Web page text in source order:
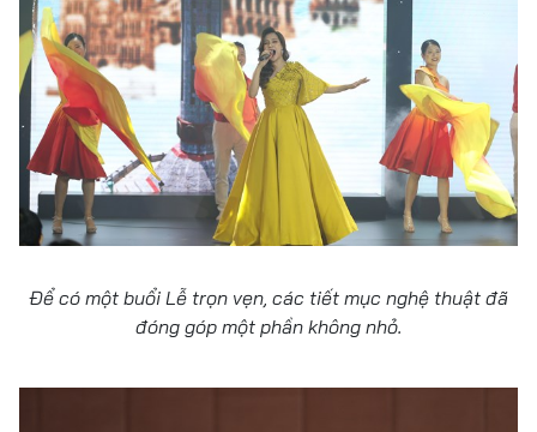
Để có một buổi Lễ trọn vẹn, các tiết mục nghệ thuật đã
đóng góp một phần không nhỏ.